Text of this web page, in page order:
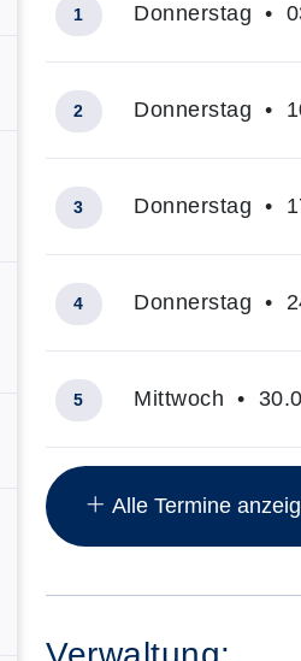
Insgesamt gibt es 30
1 Donnerstag •
2 Donnerstag •
3 Donnerstag •
4 Donnerstag •
5 Mittwoch •
Alle Termine